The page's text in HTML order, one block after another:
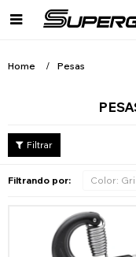

Home Pesas
Filtrando por: Color: